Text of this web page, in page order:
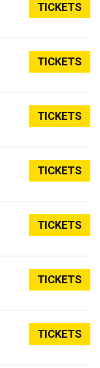
TICKETS
TICKETS
TICKETS
TICKETS
TICKETS
TICKETS
TICKETS